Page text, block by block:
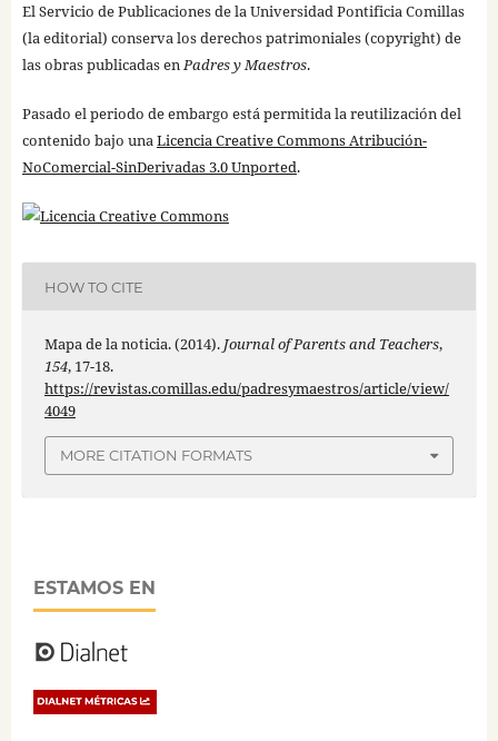
El Servicio de Publicaciones de la Universidad Pontificia Comillas
(la editorial) conserva los derechos patrimoniales (copyright) de
las obras publicadas enPadres y Maestros.
Pasado el periodo de embargo está permitida la reutilización del
contenido bajo unaLicencia Creative Commons Atribución-
NoComercial-SinDerivadas 3.0 Unported.
HOW TO CITE
Mapa de la noticia. (2014). Journal of Parents and Teachers,
154, 17-18.
https://revistas.comillas.edu/padresymaestros/article/view/
4049
MORE CITATION FORMATS
ESTAMOS EN